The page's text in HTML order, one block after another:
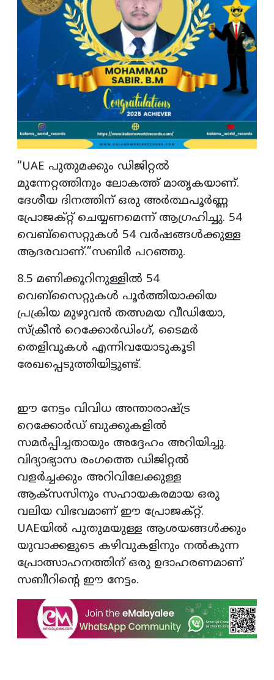
“UAE പുതുമക്കും ഡിജിറ്റൽ
മുന്നേറ്റത്തിനും ലോകത്ത് മാതൃകയാണ്.
ദേശീയ ദിനത്തിന് ഒരു അർത്ഥപൂർണ്ണ
പ്രോജക്റ്റ് ചെയ്യണമെന്ന് ആഗ്രഹിച്ചു. 54
വെബ്സൈറ്റുകൾ 54 വർഷങ്ങൾക്കുള്ള
ആദരവാണ്.”സബിർ പറഞ്ഞു.
8.5 മണിക്കൂറിനുള്ളിൽ 54
വെബ്സൈറ്റുകൾ പൂർത്തിയാക്കിയ
പ്രക്രിയ മുഴുവൻ തത്സമയ വീഡിയോ,
സ്‌ക്രീൻ റെക്കോർഡിംഗ്, ടൈമർ
തെളിവുകൾ എന്നിവയോടുകൂടി
രേഖപ്പെടുത്തിയിട്ടുണ്ട്.
ഈ നേട്ടം വിവിധ അന്താരാഷ്ട്ര
റെക്കോർഡ് ബുക്കുകളിൽ
സമർപ്പിച്ചതായും അദ്ദേഹം അറിയിച്ചു.
വിദ്യാഭ്യാസ രംഗത്തെ ഡിജിറ്റൽ
വളർച്ചക്കും അറിവിലേക്കുള്ള
ആക്സസിനും സഹായകരമായ ഒരു
വലിയ വിഭവമാണ് ഈ പ്രോജക്റ്റ്.
UAEയിൽ പുതുമയുള്ള ആശയങ്ങൾക്കും
യുവാക്കളുടെ കഴിവുകളിനും നൽകുന്ന
പ്രോത്സാഹനത്തിന് ഒരു ഉദാഹരണമാണ്
സബീറിന്റെ ഈ നേട്ടം.